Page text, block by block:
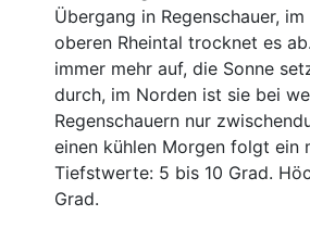
Übergang in Regenschauer,
oberen Rheintal trocknet es
immer mehr auf, die Sonne
durch, im Norden ist sie bei
Regenschauern nur
einen kühlen Morgen folgt ein
Tiefstwerte: 5 bis 10 Grad.
Grad.